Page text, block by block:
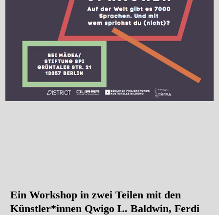
Ein Workshop in zwei Teilen mit den
Künstler*innen Qwigo L. Baldwin, Ferdi